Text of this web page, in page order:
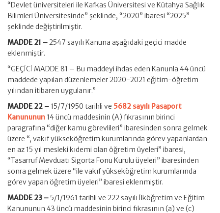
“Devlet üniversiteleri ile Kafkas Üniversitesi ve Kütahya Sağlık
Bilimleri Üniversitesinde” şeklinde, “2020” ibaresi “2025”
şeklinde değiştirilmiştir.
MADDE 21 –2547 sayılı Kanuna aşağıdaki geçici madde
eklenmiştir.
“GEÇİCİ MADDE 81 – Bu maddeyi ihdas eden Kanunla 44 üncü
maddede yapılan düzenlemeler 2020-2021 eğitim-öğretim
yılından itibaren uygulanır.”
MADDE 22 – 15/7/1950 tarihli ve 5682 sayılı Pasaport
Kanununun 14 üncü maddesinin (A) fıkrasının birinci
paragrafına “diğer kamu görevlileri” ibaresinden sonra gelmek
üzere “, vakıf yükseköğretim kurumlarında görev yapanlardan
en az 15 yıl mesleki kıdemi olan öğretim üyeleri” ibaresi,
“Tasarruf Mevduatı Sigorta Fonu Kurulu üyeleri” ibaresinden
sonra gelmek üzere “ile vakıf yükseköğretim kurumlarında
görev yapan öğretim üyeleri” ibaresi eklenmiştir.
MADDE 23 – 5/1/1961 tarihli ve 222 sayılı İlköğretim ve Eğitim
Kanununun 43 üncü maddesinin birinci fıkrasının (a) ve (c)